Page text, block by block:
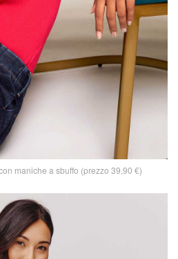
maniche a sbuffo (prezzo 39,90 €)